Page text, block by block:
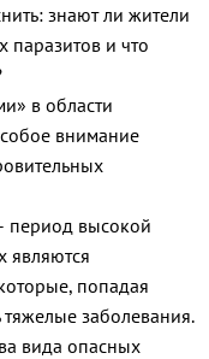
знают ли жители
паразитов и что
в области
внимание
период высокой
являются
попадая
тяжелые заболевания.
вида опасных